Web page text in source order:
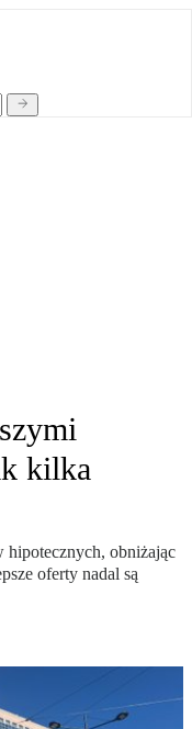
kilka
obniżając
oferty nadal są